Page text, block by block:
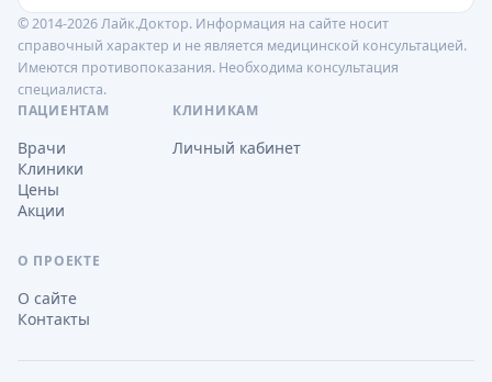
© 2014-2026 Лайк.Доктор. Информация на сайте носит
справочный характер и не является медицинской консультацией.
Имеются противопоказания. Необходима консультация
специалиста.
ПАЦИЕНТАМ
Врачи
Клиники
Цены
Акции
КЛИНИКАМ
Личный кабинет
О ПРОЕКТЕ
О сайте
Контакты